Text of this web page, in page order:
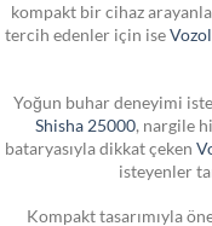
kompakt bir cihaz
tercih edenler için ise
Yoğun buhar deneyimi
Shisha 25000 , nargile
bataryasıyla dikkat çeken
isteyenler
Kompakt tasarımıyla